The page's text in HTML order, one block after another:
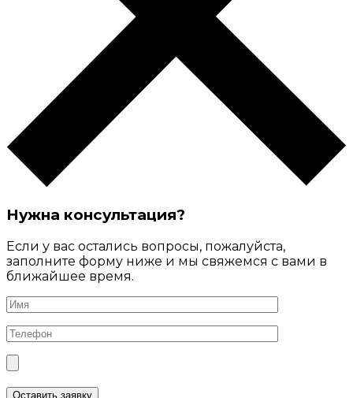
Нужна консультация?
Если у вас остались вопросы, пожалуйста,
заполните форму ниже и мы свяжемся с вами в
ближайшее время.